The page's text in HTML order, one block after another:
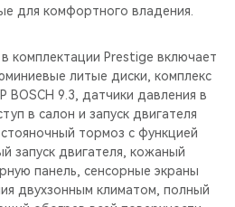
для комфортного владения.
в комплектации Prestige включает
литые диски, комплекс
BOSCH 9.3, датчики давления в
в салон и запуск двигателя
тормоз с функцией
запуск двигателя, кожаный
панель, сенсорные экраны
двухзонным климатом, полный